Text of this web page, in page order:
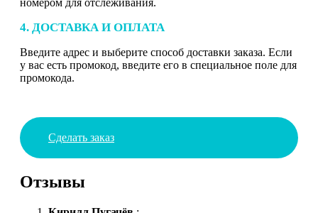
4. ДОСТАВКА И ОПЛАТА
Введите адрес и выберите способ доставки заказа. Если
у вас есть промокод, введите его в специальное поле для
промокода.
Сделать заказ
Отзывы